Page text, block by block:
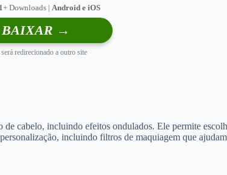
+ Downloads |Android e iOS
BAIXAR →
será redirecionado a outro site
cabelo, incluindo efeitos ondulados. Ele permite
incluindo filtros de maquiagem que